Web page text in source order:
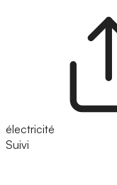
électricité
Suivi